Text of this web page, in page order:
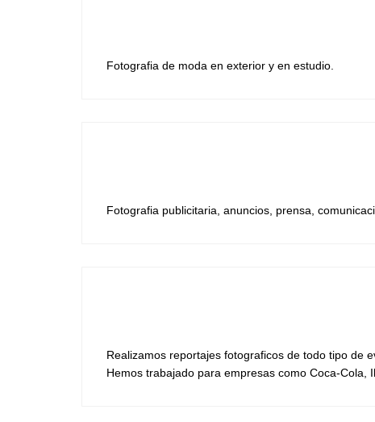
Fotografia de moda en exterior y en estudio.
Fotografia publicitaria, anuncios, prensa,
Realizamos reportajes fotograficos de todo tipo de
Hemos trabajado para empresas como Coca-Cola,